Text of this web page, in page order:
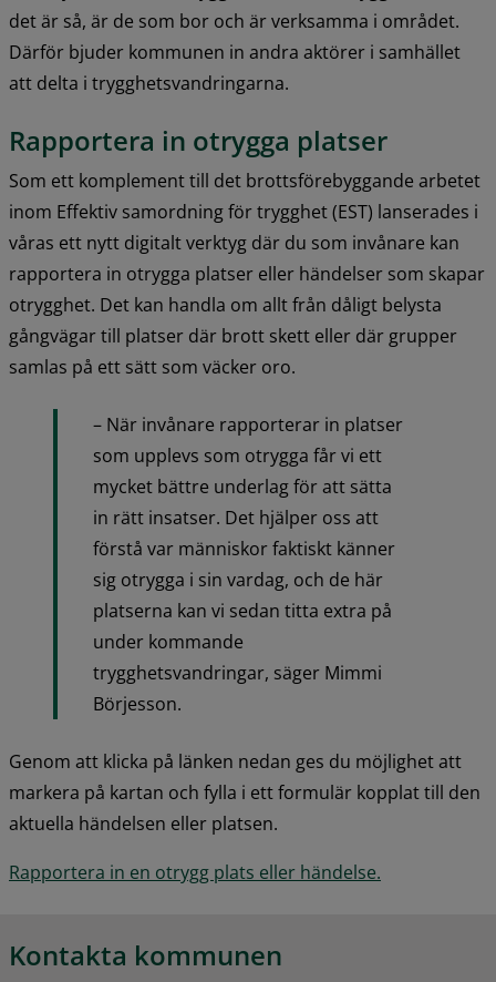
det är så, är de som bor och är verksamma i området.
Därför bjuder kommunen in andra aktörer i samhället
att delta i trygghetsvandringarna.
Rapportera in otrygga platser
Som ett komplement till det brottsförebyggande arbetet
inom Effektiv samordning för trygghet (EST) lanserades i
våras ett nytt digitalt verktyg där du som invånare kan
rapportera in otrygga platser eller händelser som skapar
otrygghet. Det kan handla om allt från dåligt belysta
gångvägar till platser där brott skett eller där grupper
samlas på ett sätt som väcker oro.
– När invånare rapporterar in platser
som upplevs som otrygga får vi ett
mycket bättre underlag för att sätta
in rätt insatser. Det hjälper oss att
förstå var människor faktiskt känner
sig otrygga i sin vardag, och de här
platserna kan vi sedan titta extra på
under kommande
trygghetsvandringar, säger Mimmi
Börjesson.
Genom att klicka på länken nedan ges du möjlighet att
markera på kartan och fylla i ett formulär kopplat till den
aktuella händelsen eller platsen.
Rapportera in en otrygg plats eller händelse.
Kontakta kommunen